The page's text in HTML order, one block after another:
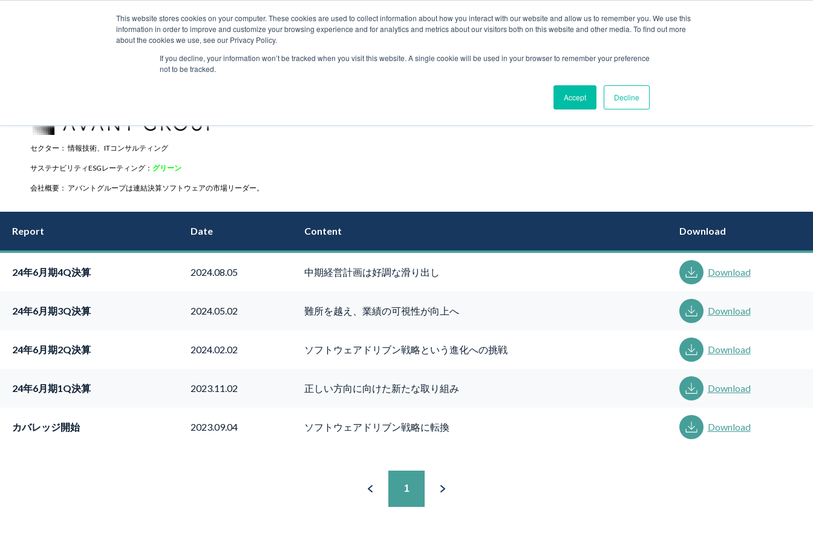
This website stores cookies on your computer. These cookies are used to collect information about how you interact with our website and allow us to remember you. We use this
information in order to improve and customize your browsing experience and for analytics and metrics about our visitors both on this website and other media. To find out more
about the cookies we use, see our Privacy Policy.
If you decline, your information won’t be tracked when you visit this website. A single cookie will be used in your browser to remember your preference
not to be tracked.
Accept Decline
セクター： 情報技術、ITコンサルティング
サステナビリティESGレーティング： グリーン
会社概要： アバントグループは連結決算ソフトウェアの市場リーダー。
Report Date Content Download
24年6月期4Q決算 2024.08.05 中期経営計画は好調な滑り出し Download
24年6月期3Q決算 2024.05.02 難所を越え、業績の可視性が向上へ Download
24年6月期2Q決算 2024.02.02 ソフトウェアドリブン戦略という進化への挑戦 Download
24年6月期1Q決算 2023.11.02 正しい方向に向けた新たな取り組み Download
カバレッジ開始 2023.09.04 ソフトウェアドリブン戦略に転換 Download
1